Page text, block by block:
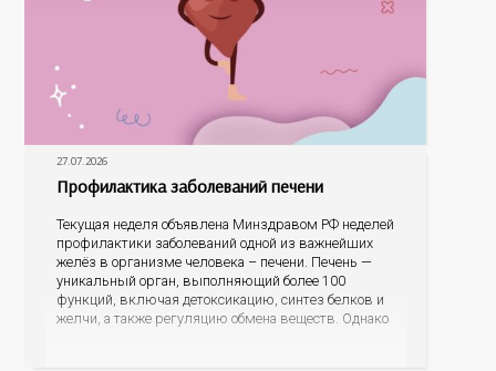
27.07.2026
Профилактика заболеваний печени
Текущая неделя объявлена Минздравом РФ неделей
профилактики заболеваний одной из важнейших
желёз в организме человека – печени. Печень —
уникальный орган, выполняющий более 100
функций, включая детоксикацию, синтез белков и
желчи, а также регуляцию обмена веществ. Однако